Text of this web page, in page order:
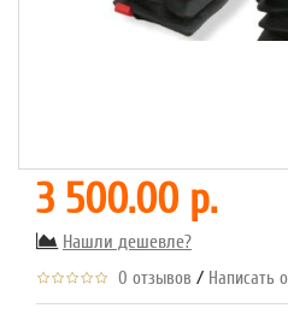
3 500.00 р.
Нашли дешевле?
0 отзывов / Написать